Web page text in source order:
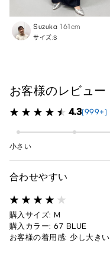
Suzuka 161cm
サイズ:S
お客様のレビュー
4.3(999+)
小さい
合わせやすい
購入サイズ: M
購入カラー: 67 BLUE
お客様の着用感: 少し大きい